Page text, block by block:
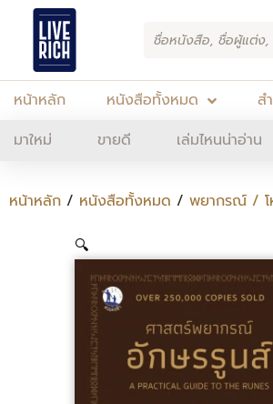
content
Products
search
หน้าหลัก หนังสือทั้งหมด ส
มาใหม่ ขายดี เล่มไหนน่าอ่าน
หน้าหลัก / หนังสือทั้งหมด / พยากรณ์ / โ
🔍